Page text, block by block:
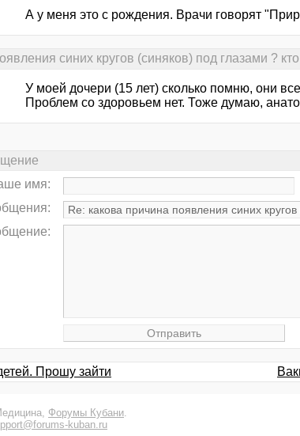
А у меня это с рождения. Врачи говорят
синих кругов (синяков) под глазами ?
У моей дочери (15 лет) сколько помню, они
Проблем со здоровьем нет. Тоже думаю,
имя:
Прошу зайти
Форумы Кубани
kuban.ru